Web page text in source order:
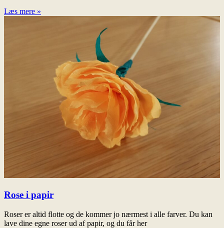
Læs mere »
Rose i papir
Roser er altid flotte og de kommer jo nærmest i alle farver. Du kan
lave dine egne roser ud af papir, og du får her